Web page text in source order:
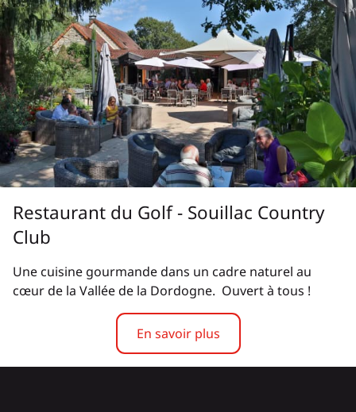
Restaurant du Golf - Souillac Country
Club
Une cuisine gourmande dans un cadre naturel au
cœur de la Vallée de la Dordogne. Ouvert à tous !
En savoir plus